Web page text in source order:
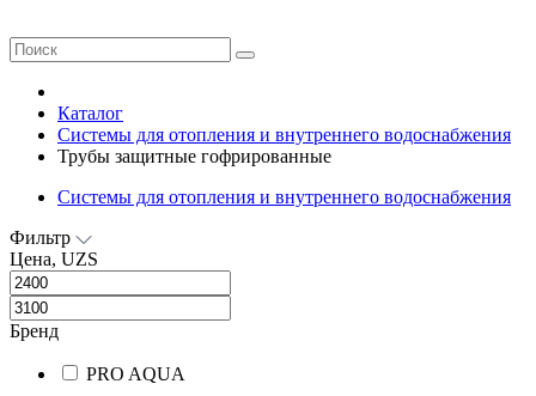
Каталог
Системы для отопления и внутреннего водоснабжения
Трубы защитные гофрированные
Системы для отопления и внутреннего водоснабжения
Фильтр
Цена, UZS
Бренд
PRO AQUA